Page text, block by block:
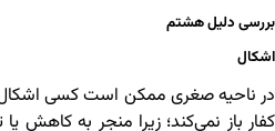
بررسی دلیل هشتم
اشکال
در ناحیه صغری ممکن است کسی اشکال
کفار باز نمی‌کند؛ زیرا منجر به کاهش